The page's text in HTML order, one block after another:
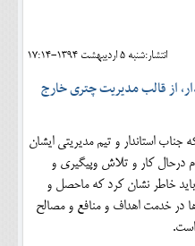
انتشار:شنبه 5 ارديبهشت 1394-17:14
از قالب مدیریت چتری خارج
جناب استاندار و تیم مدیریتی ایشان
درحال کار و تلاش وپیگیری و
خاطر نشان کرد که ماحصل و
در خدمت اهداف و منافع و مصالح